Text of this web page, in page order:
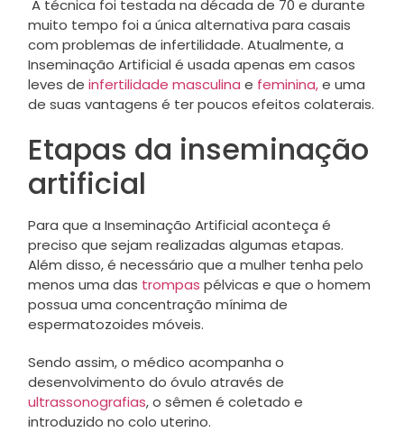
A técnica foi testada na década de 70 e durante
muito tempo foi a única alternativa para casais
com problemas de infertilidade. Atualmente, a
Inseminação Artificial é usada apenas em casos
leves de infertilidade masculina e feminina,e uma
de suas vantagens é ter poucos efeitos colaterais.
Etapas da inseminação
artificial
Para que a Inseminação Artificial aconteça é
preciso que sejam realizadas algumas etapas.
Além disso, é necessário que a mulher tenha pelo
menos uma das trompas pélvicas e que o homem
possua uma concentração mínima de
espermatozoides móveis.
Sendo assim, o médico acompanha o
desenvolvimento do óvulo através de
ultrassonografias, o sêmen é coletado e
introduzido no colo uterino.